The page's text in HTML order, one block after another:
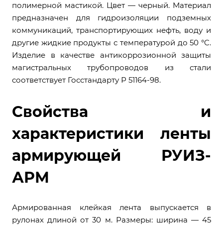
полимерной мастикой. Цвет — черный. Материал
предназначен для гидроизоляции подземных
коммуникаций, транспортирующих нефть, воду и
другие жидкие продукты с температурой до 50 °C.
Изделие в качестве антикоррозионной защиты
магистральных трубопроводов из стали
соответствует Госстандарту Р 51164-98.
Свойства и
характеристики ленты
армирующей РУИЗ-
АРМ
Армированная клейкая лента выпускается в
рулонах длиной от 30 м. Размеры: ширина — 45